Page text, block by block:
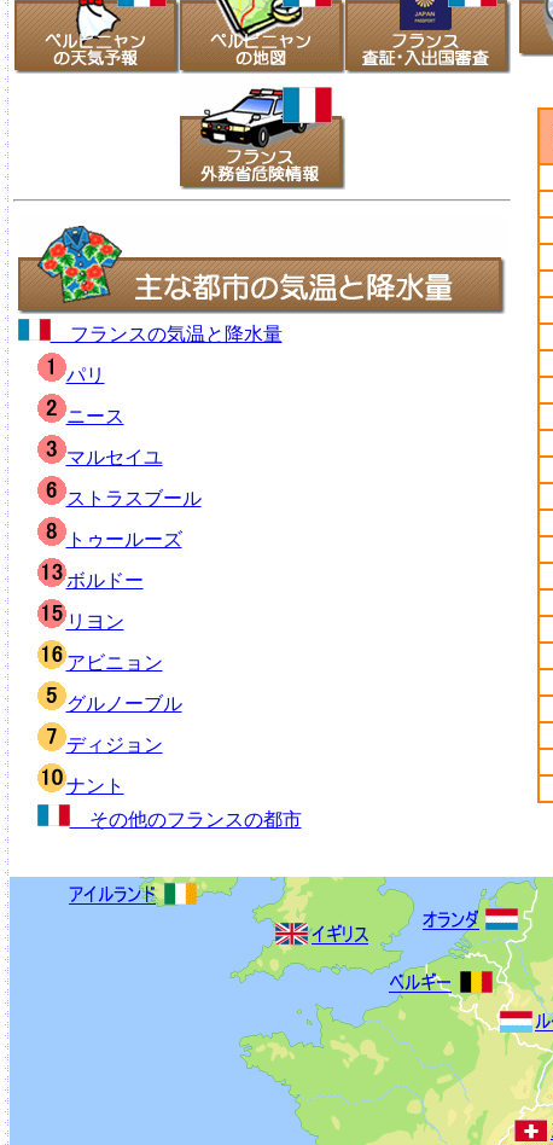
フランスの気温と降水量
パリ
ニース
マルセイユ
ストラスブール
トゥールーズ
ボルドー
リヨン
アビニョン
グルノーブル
ディジョン
ナント
その他のフランスの都市